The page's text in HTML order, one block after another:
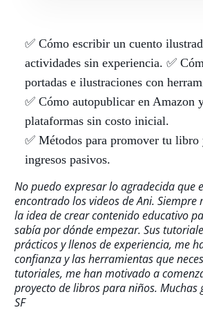
✅ Cómo escribir un cuento
actividades sin experiencia. ✅
portadas e ilustraciones con
✅ Cómo autopublicar en Amazon
plataformas sin costo inicial.
✅ Métodos para promover tu libro
ingresos pasivos.
No puedo expresar lo agradecida que
encontrado los videos de Ani.
la idea de crear contenido educativo
sabía por dónde empezar. Sus
prácticos y llenos de experiencia, me
confianza y las herramientas que
tutoriales, me han motivado a
proyecto de libros para niños. Muchas
SF